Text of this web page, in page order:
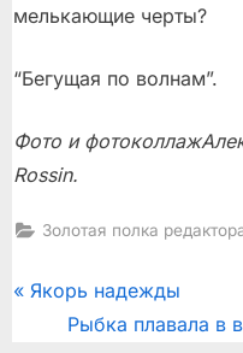
мелькающие черты?
“Бегущая по волнам”.
Фото и фотоколлаж
Rossin.
Золотая полка
Post
P
Якорь надежды
N
Рыбка плавала в